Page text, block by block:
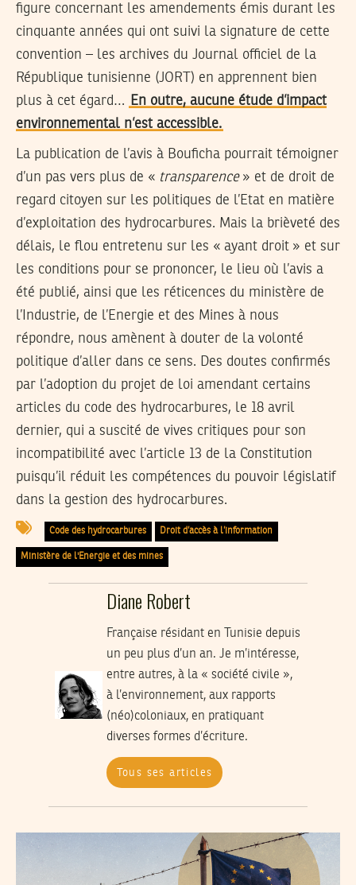
figure concernant les amendements émis durant les
cinquante années qui ont suivi la signature de cette
convention – les archives du Journal officiel de la
République tunisienne (JORT) en apprennent bien
plus à cet égard…
En outre, aucune étude d’impact
environnemental n’est accessible.
La publication de l’avis à Bouficha pourrait témoigner
d’un pas vers plus de « transparence» et de droit de
regard citoyen sur les politiques de l’Etat en matière
d’exploitation des hydrocarbures. Mais la brièveté des
délais, le flou entretenu sur les « ayant droit » et sur
les conditions pour se prononcer, le lieu où l’avis a
été publié, ainsi que les réticences du ministère de
l’Industrie, de l’Energie et des Mines à nous
répondre, nous amènent à douter de la volonté
politique d’aller dans ce sens. Des doutes confirmés
par l’adoption du projet de loi amendant certains
articles du code des hydrocarbures, le 18 avril
dernier, qui a suscité de vives critiques pour son
incompatibilité avec l’article 13 de la Constitution
puisqu’il réduit les compétences du pouvoir législatif
dans la gestion des hydrocarbures.
Code des hydrocarbures Droit d’accès à l’information
Ministère de l'Energie et des mines
Diane Robert
Française résidant en Tunisie depuis
un peu plus d’un an. Je m’intéresse,
entre autres, à la « société civile »,
à l’environnement, aux rapports
(néo)coloniaux, en pratiquant
diverses formes d’écriture.
Tous ses articles